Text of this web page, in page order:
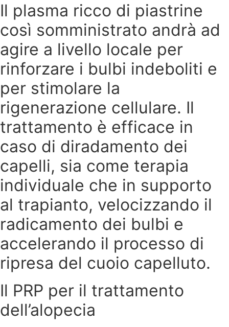
Il plasma ricco di piastrine
così somministrato andrà ad
agire a livello locale per
rinforzare i bulbi indeboliti e
per stimolare la
rigenerazione cellulare. Il
trattamento è efficace in
caso di diradamento dei
capelli, sia come terapia
individuale che in supporto
al trapianto, velocizzando il
radicamento dei bulbi e
accelerando il processo di
ripresa del cuoio capelluto.
Il PRP per il trattamento
dell’alopecia